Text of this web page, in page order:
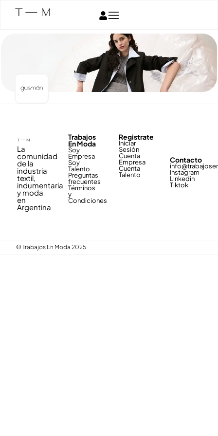
La
comunidad
de la
industria
textil,
indumentaria
y moda
en
Argentina
Trabajos
En Moda
Soy
Empresa
Soy
Talento
Preguntas
frecuentes
Términos
y
Condiciones
Registrate
Iniciar
Sesión
Cuenta
Empresa
Cuenta
Talento
Contacto
Instagram
Linkedin
Tiktok
© Trabajos En Moda 2025